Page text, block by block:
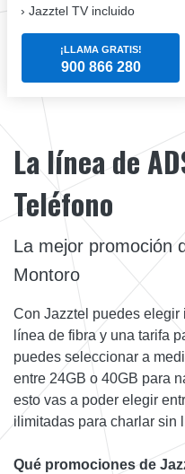
Jazztel TV incluido
¡LLAMA GRATIS!
900 866 280
La línea de
Teléfono
La mejor promoción
Montoro
Con Jazztel puedes elegir
línea de fibra y una tarifa
puedes seleccionar a
entre 24GB o 40GB para
esto vas a poder elegir
ilimitadas para charlar sin
Qué promociones de